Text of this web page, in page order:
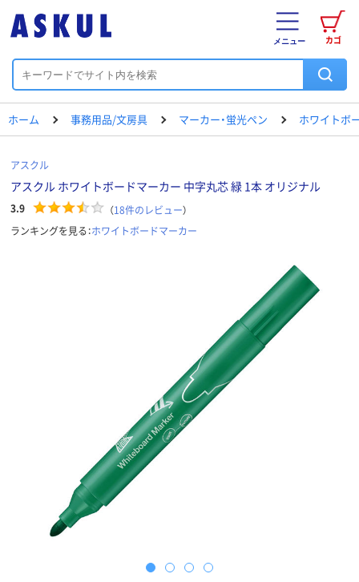
カゴ
メニュー
ホーム 事務用品/文房具 マーカー・蛍光ペン ホワイトボ
アスクル
アスクル ホワイトボードマーカー 中字丸芯 緑 1本 オリジナル
3.9 （18件のレビュー）
ランキングを見る：ホワイトボードマーカー